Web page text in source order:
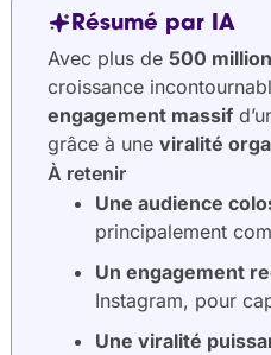
Résumé par IA
Avec plus de 500
croissance
engagement massif
grâce à une viralité
À retenir
Une audience
principalement
Un engagement
Instagram, pour
Une viralité